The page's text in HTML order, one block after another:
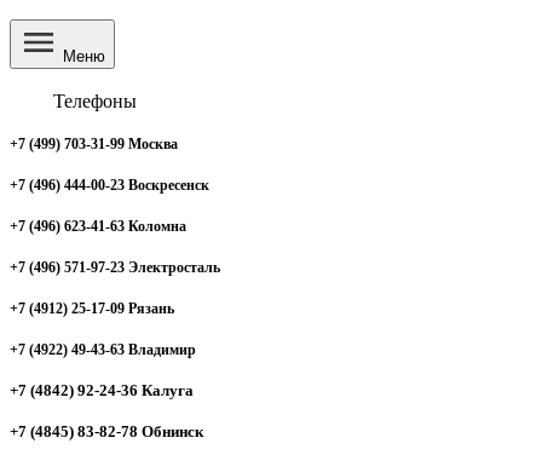
Меню
Телефоны
+7 (499) 703-31-99 Москва
+7 (496) 444-00-23 Воскресенск
+7 (496) 623-41-63 Коломна
+7 (496) 571-97-23 Электросталь
+7 (4912) 25-17-09 Рязань
+7 (4922) 49-43-63 Владимир
+7 (4842) 92-24-36 Калуга
+7 (4845) 83-82-78 Обнинск